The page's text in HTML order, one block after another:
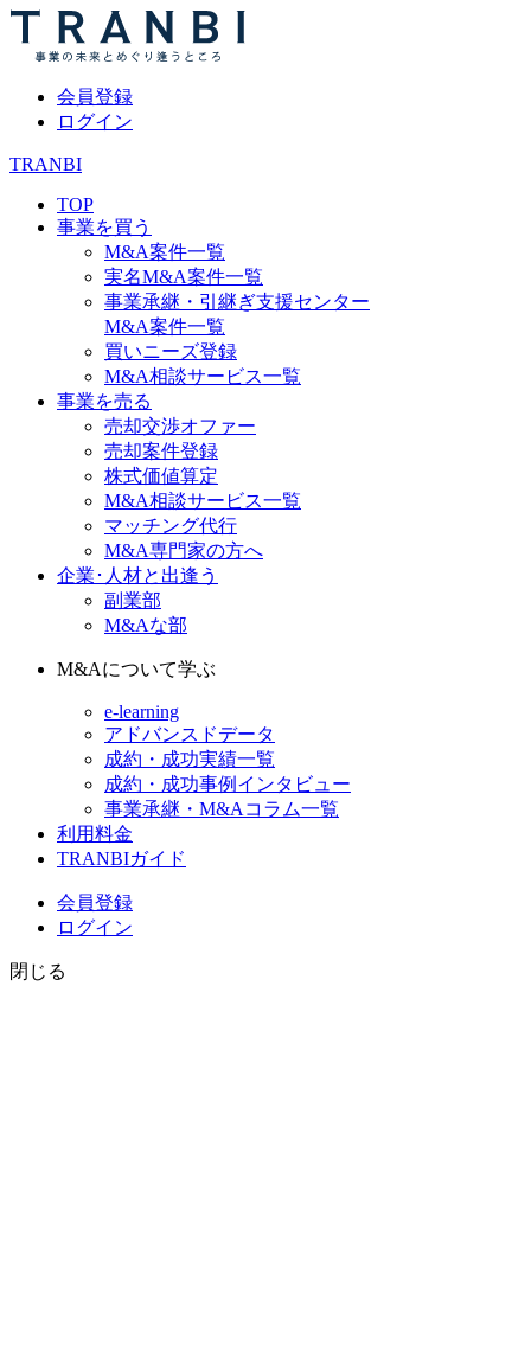
会員登録
ログイン
TRANBI
TOP
事業を買う
M&A案件一覧
実名M&A案件一覧
事業承継・引継ぎ支援センター
M&A案件一覧
買いニーズ登録
M&A相談サービス一覧
事業を売る
売却交渉オファー
売却案件登録
株式価値算定
M&A相談サービス一覧
マッチング代行
M&A専門家の方へ
企業･人材と出逢う
副業部
M&Aな部
M&Aについて学ぶ
e-learning
アドバンスドデータ
成約・成功実績一覧
成約・成功事例インタビュー
事業承継・M&Aコラム一覧
利用料金
TRANBIガイド
会員登録
ログイン
閉じる